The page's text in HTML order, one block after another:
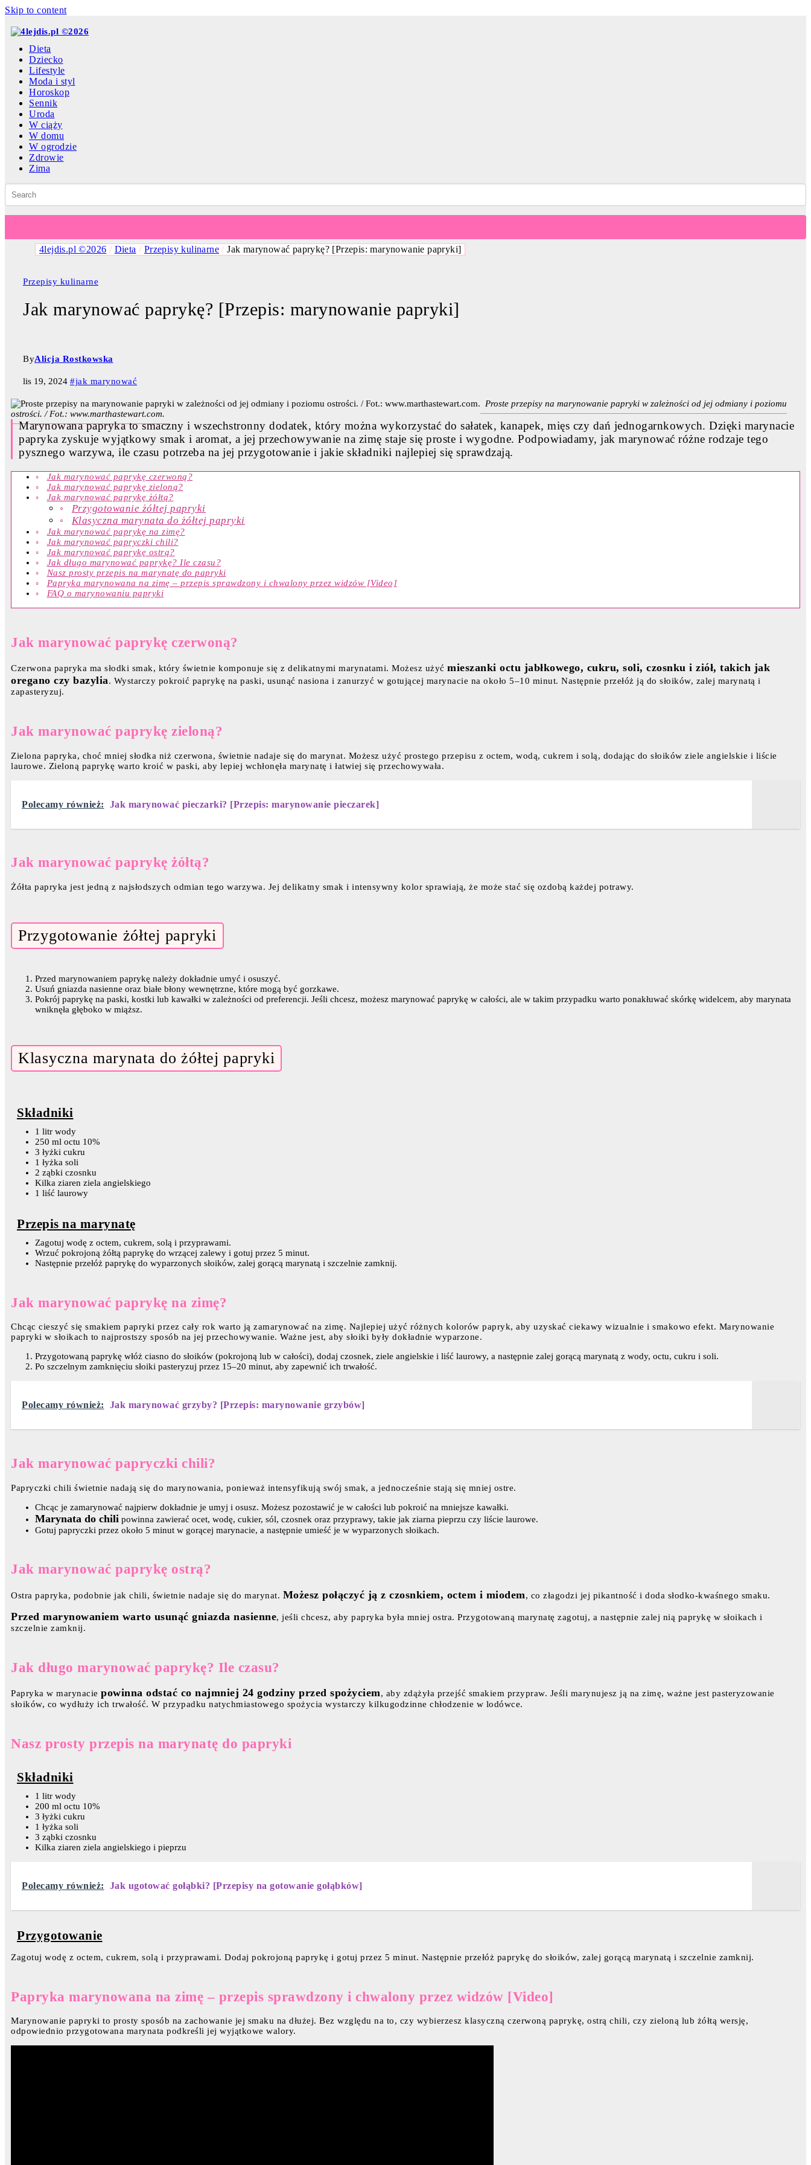
Skip to content
Dieta
Dziecko
Lifestyle
Moda i styl
Horoskop
Sennik
Uroda
W ciąży
W domu
W ogrodzie
Zdrowie
Zima
4lejdis.pl ©2026 / Dieta / Przepisy kulinarne /Jak marynować paprykę? [Przepis: marynowanie papryki]
Przepisy kulinarne
Jak marynować paprykę? [Przepis: marynowanie papryki]
ByAlicja Rostkowska
lis 19, 2024 #jak marynować
Proste przepisy na marynowanie papryki w zależności od jej odmiany i poziomu
ostrości. / Fot.: www.marthastewart.com.
Marynowana papryka to smaczny i wszechstronny dodatek, który można wykorzystać do sałatek, kanapek, mięs czy dań jednogarnkowych. Dzięki marynacie
papryka zyskuje wyjątkowy smak i aromat, a jej przechowywanie na zimę staje się proste i wygodne. Podpowiadamy, jak marynować różne rodzaje tego
pysznego warzywa, ile czasu potrzeba na jej przygotowanie i jakie składniki najlepiej się sprawdzają.
Jak marynować paprykę czerwoną?
Jak marynować paprykę zieloną?
Jak marynować paprykę żółtą?
Przygotowanie żółtej papryki
Klasyczna marynata do żółtej papryki
Jak marynować paprykę na zimę?
Jak marynować papryczki chili?
Jak marynować paprykę ostrą?
Jak długo marynować paprykę? Ile czasu?
Nasz prosty przepis na marynatę do papryki
Papryka marynowana na zimę – przepis sprawdzony i chwalony przez widzów [Video]
FAQ o marynowaniu papryki
Jak marynować paprykę czerwoną?
Czerwona papryka ma słodki smak, który świetnie komponuje się z delikatnymi marynatami. Możesz użyć mieszanki octu jabłkowego, cukru, soli, czosnku i ziół, takich jak
oregano czy bazylia. Wystarczy pokroić paprykę na paski, usunąć nasiona i zanurzyć w gotującej marynacie na około 5–10 minut. Następnie przełóż ją do słoików, zalej marynatą i
zapasteryzuj.
Jak marynować paprykę zieloną?
Zielona papryka, choć mniej słodka niż czerwona, świetnie nadaje się do marynat. Możesz użyć prostego przepisu z octem, wodą, cukrem i solą, dodając do słoików ziele angielskie i liście
laurowe. Zieloną paprykę warto kroić w paski, aby lepiej wchłonęła marynatę i łatwiej się przechowywała.
Polecamy również: Jak marynować pieczarki? [Przepis: marynowanie pieczarek]
Jak marynować paprykę żółtą?
Żółta papryka jest jedną z najsłodszych odmian tego warzywa. Jej delikatny smak i intensywny kolor sprawiają, że może stać się ozdobą każdej potrawy.
Przygotowanie żółtej papryki
Przed marynowaniem paprykę należy dokładnie umyć i osuszyć.
Usuń gniazda nasienne oraz białe błony wewnętrzne, które mogą być gorzkawe.
Pokrój paprykę na paski, kostki lub kawałki w zależności od preferencji. Jeśli chcesz, możesz marynować paprykę w całości, ale w takim przypadku warto ponakłuwać skórkę widelcem, aby marynata
wniknęła głęboko w miąższ.
Klasyczna marynata do żółtej papryki
Składniki
1 litr wody
250 ml octu 10%
3 łyżki cukru
1 łyżka soli
2 ząbki czosnku
Kilka ziaren ziela angielskiego
1 liść laurowy
Przepis na marynatę
Zagotuj wodę z octem, cukrem, solą i przyprawami.
Wrzuć pokrojoną żółtą paprykę do wrzącej zalewy i gotuj przez 5 minut.
Następnie przełóż paprykę do wyparzonych słoików, zalej gorącą marynatą i szczelnie zamknij.
Jak marynować paprykę na zimę?
Chcąc cieszyć się smakiem papryki przez cały rok warto ją zamarynować na zimę. Najlepiej użyć różnych kolorów papryk, aby uzyskać ciekawy wizualnie i smakowo efekt. Marynowanie
papryki w słoikach to najprostszy sposób na jej przechowywanie. Ważne jest, aby słoiki były dokładnie wyparzone.
Przygotowaną paprykę włóż ciasno do słoików (pokrojoną lub w całości), dodaj czosnek, ziele angielskie i liść laurowy, a następnie zalej gorącą marynatą z wody, octu, cukru i soli.
Po szczelnym zamknięciu słoiki pasteryzuj przez 15–20 minut, aby zapewnić ich trwałość.
Polecamy również: Jak marynować grzyby? [Przepis: marynowanie grzybów]
Jak marynować papryczki chili?
Papryczki chili świetnie nadają się do marynowania, ponieważ intensyfikują swój smak, a jednocześnie stają się mniej ostre.
Chcąc je zamarynować najpierw dokładnie je umyj i osusz. Możesz pozostawić je w całości lub pokroić na mniejsze kawałki.
Marynata do chili powinna zawierać ocet, wodę, cukier, sól, czosnek oraz przyprawy, takie jak ziarna pieprzu czy liście laurowe.
Gotuj papryczki przez około 5 minut w gorącej marynacie, a następnie umieść je w wyparzonych słoikach.
Jak marynować paprykę ostrą?
Ostra papryka, podobnie jak chili, świetnie nadaje się do marynat. Możesz połączyć ją z czosnkiem, octem i miodem, co złagodzi jej pikantność i doda słodko-kwaśnego smaku.
Przed marynowaniem warto usunąć gniazda nasienne, jeśli chcesz, aby papryka była mniej ostra. Przygotowaną marynatę zagotuj, a następnie zalej nią paprykę w słoikach i
szczelnie zamknij.
Jak długo marynować paprykę? Ile czasu?
Papryka w marynacie powinna odstać co najmniej 24 godziny przed spożyciem, aby zdążyła przejść smakiem przypraw. Jeśli marynujesz ją na zimę, ważne jest pasteryzowanie
słoików, co wydłuży ich trwałość. W przypadku natychmiastowego spożycia wystarczy kilkugodzinne chłodzenie w lodówce.
Nasz prosty przepis na marynatę do papryki
Składniki
1 litr wody
200 ml octu 10%
3 łyżki cukru
1 łyżka soli
3 ząbki czosnku
Kilka ziaren ziela angielskiego i pieprzu
Polecamy również: Jak ugotować gołąbki? [Przepisy na gotowanie gołąbków]
Przygotowanie
Zagotuj wodę z octem, cukrem, solą i przyprawami. Dodaj pokrojoną paprykę i gotuj przez 5 minut. Następnie przełóż paprykę do słoików, zalej gorącą marynatą i szczelnie zamknij.
Papryka marynowana na zimę – przepis sprawdzony i chwalony przez widzów [Video]
Marynowanie papryki to prosty sposób na zachowanie jej smaku na dłużej. Bez względu na to, czy wybierzesz klasyczną czerwoną paprykę, ostrą chili, czy zieloną lub żółtą wersję,
odpowiednio przygotowana marynata podkreśli jej wyjątkowe walory.